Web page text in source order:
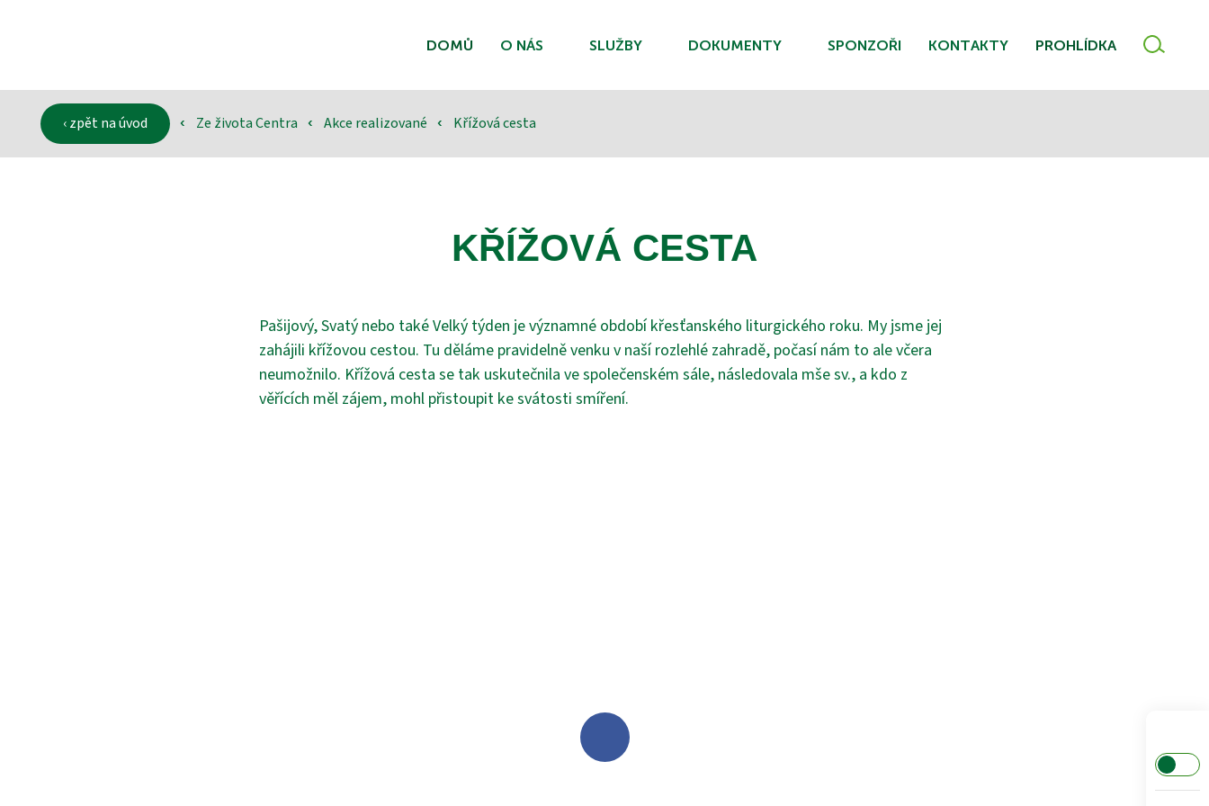
DOMŮ O NÁS SLUŽBY DOKUMENTY SPONZOŘI KONTAKTY PROHLÍDKA
‹ zpět na úvod ‹ Ze života Centra ‹ Akce realizované ‹ Křížová cesta
KŘÍŽOVÁ CESTA
Pašijový, Svatý nebo také Velký týden je významné období křesťanského liturgického roku. My jsme jej
zahájili křížovou cestou. Tu děláme pravidelně venku v naší rozlehlé zahradě, počasí nám to ale včera
neumožnilo. Křížová cesta se tak uskutečnila ve společenském sále, následovala mše sv., a kdo z
věřících měl zájem, mohl přistoupit ke svátosti smíření.